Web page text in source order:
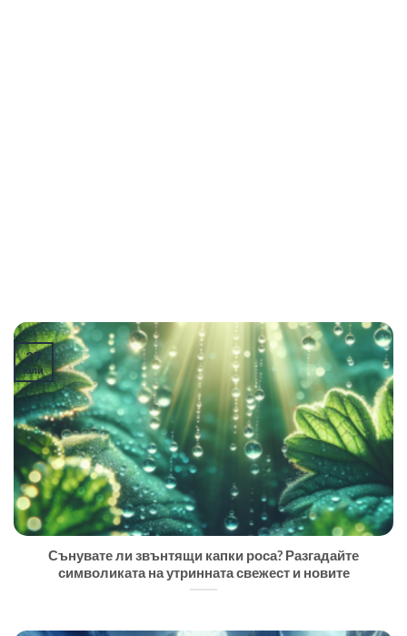
Сънувате ли звънтящи капки роса? Разгадайте
символиката на утринната свежест и новите
27
юли